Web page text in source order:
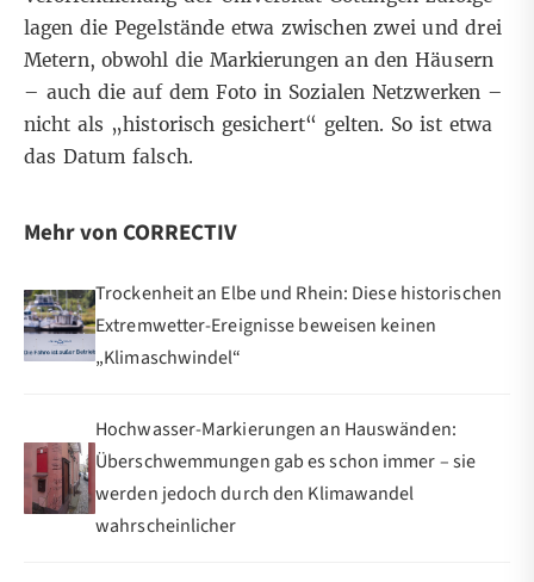
lagen die Pegelstände etwa zwischen zwei und drei
Metern, obwohl die Markierungen an den Häusern
– auch die auf dem Foto in Sozialen Netzwerken –
nicht als „historisch gesichert“ gelten. So ist etwa
das Datum falsch.
Mehr von CORRECTIV
Trockenheit an Elbe und Rhein: Diese historischen
Extremwetter-Ereignisse beweisen keinen
„Klimaschwindel“
Hochwasser-Markierungen an Hauswänden:
Überschwemmungen gab es schon immer – sie
werden jedoch durch den Klimawandel
wahrscheinlicher